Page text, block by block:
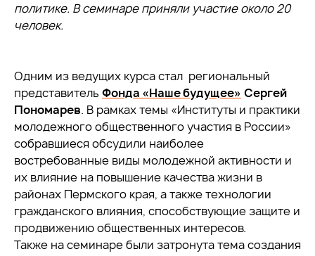
политике. В семинаре приняли участие около 20
человек.
Одним из ведущих курса стал региональный
представитель Фонда «Наше будущее» Сергей
Пономарев. В рамках темы «Институты и практики
молодежного общественного участия в России»
собравшиеся обсудили наиболее
востребованные виды молодежной активности и
их влияние на повышение качества жизни в
районах Пермского края, а также технологии
гражданского влияния, способствующие защите и
продвижению общественных интересов.
Также на семинаре были затронута тема создания